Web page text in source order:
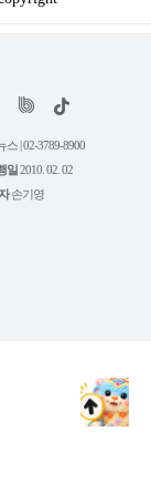
틱
| 02-3789-8900
일2010. 02. 02
손기영